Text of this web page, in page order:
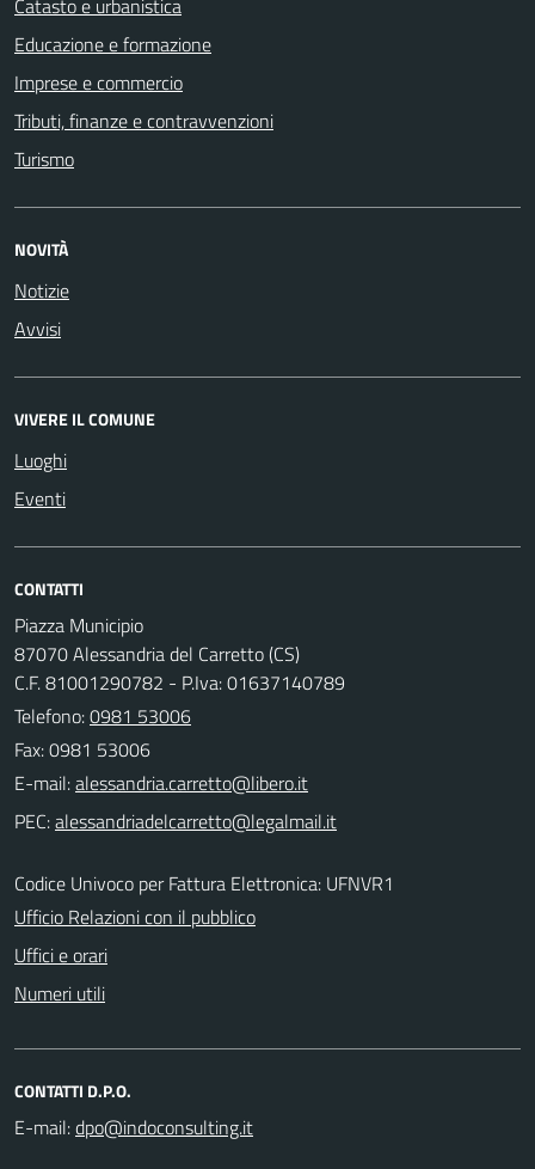
Catasto e urbanistica
Educazione e formazione
Imprese e commercio
Tributi, finanze e contravvenzioni
Turismo
NOVITÀ
Notizie
Avvisi
VIVERE IL COMUNE
Luoghi
Eventi
CONTATTI
Piazza Municipio
87070 Alessandria del Carretto (CS)
C.F. 81001290782 - P.Iva: 01637140789
Telefono:0981 53006
Fax: 0981 53006
E-mail:
PEC:
Codice Univoco per Fattura Elettronica: UFNVR1
Ufficio Relazioni con il pubblico
Uffici e orari
Numeri utili
CONTATTI D.P.O.
E-mail: